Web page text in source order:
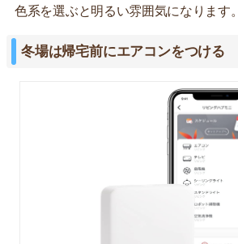
色系を選ぶと明るい雰囲気になります。
冬場は帰宅前にエアコンをつける